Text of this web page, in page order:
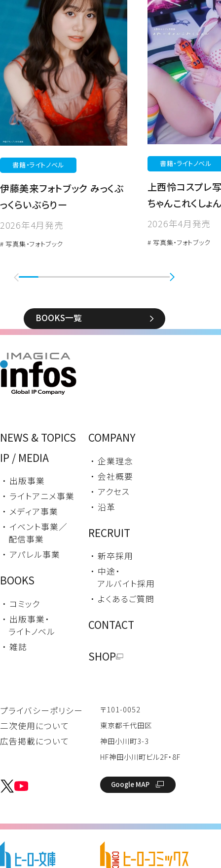
書籍・ライトノベル
伊藤美来フォトブック みっくぶ
っくらいぶらりー
2026年4月発売
# 写真集・フォトブック
書籍・ライトノベル
上西怜コスプレ
ちゃんこれくしょ
2026年4月発売
# 写真集・フォトブック
BOOKS一覧
プライバシーポリシー
二次使用について
広告掲載について
〒101-0052
東京都千代田区
神田小川町3-3
HF神田小川町ビル2F・8F
Google MAP
NEWS & TOPICS
IP / MEDIA
・ 出版事業
・ ライトアニメ事業
・ メディア事業
・ イベント事業／
配信事業
・ アパレル事業
BOOKS
・ コミック
・ 出版事業・
ライトノベル
・ 雑誌
COMPANY
・ 企業理念
・ 会社概要
・ アクセス
・ 沿革
RECRUIT
・ 新卒採用
・ 中途・
アルバイト採用
・ よくあるご質問
CONTACT
SHOP